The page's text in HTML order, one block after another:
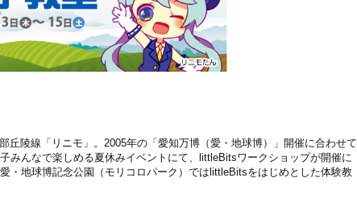
陵線「リニモ」。2005年の「愛知万博（愛・地球博）」開催に合わせて
みんなで楽しめる夏休みイベントにて、littleBitsワークショップが開催に
・地球博記念公園（モリコロパーク）ではlittleBitsをはじめとした体験教